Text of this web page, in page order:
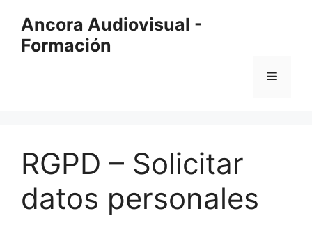
contenido
Ancora Audiovisual -
Formación
Menú
RGPD – Solicitar
datos personales